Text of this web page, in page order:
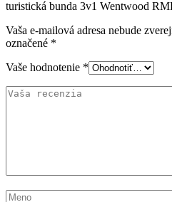
turistická bunda 3v1 Wentwood
Vaša e-mailová adresa nebude
označené *
Vaše hodnotenie *